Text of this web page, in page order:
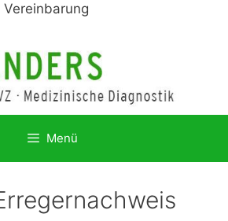
Vereinbarung
Menü